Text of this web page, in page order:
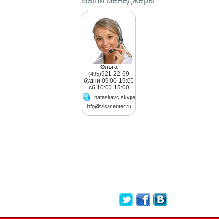
Ольга
(495)921-22-69
будни 09:00-19:00
сб 10:00-15:00
natashavc.skype
info@visacenter.ru